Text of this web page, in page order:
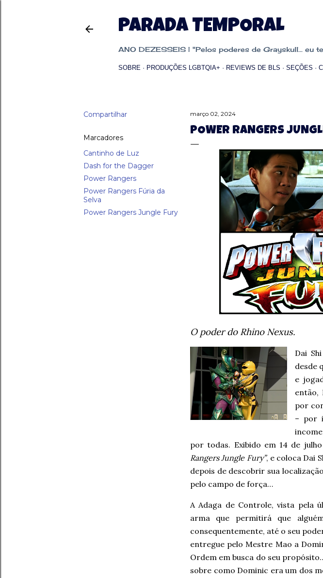
PARADA TEMPORAL
ANO DEZESSEIS | "Pelos poderes de Grayskull... eu
SOBRE PRODUÇÕES LGBTQIA+ REVIEWS DE BLS SEÇÕES
Compartilhar
Marcadores
Cantinho de Luz
Dash for the Dagger
Power Rangers
Power Rangers Fúria da
Selva
Power Rangers Jungle Fury
março 02, 2024
POWER RANGERS
O poder do Rhino Nexus.
Dai
desde
e
então,
por
– por
por todas. Exibido em 14 de
Rangers Jungle Fury”, e coloca Dai
depois de descobrir sua
pelo campo de força…
A Adaga de Controle, vista pela
arma que permitirá que
consequentemente, até o seu
entregue pelo Mestre Mao a
Ordem em busca do seu
sobre como Dominic era um dos